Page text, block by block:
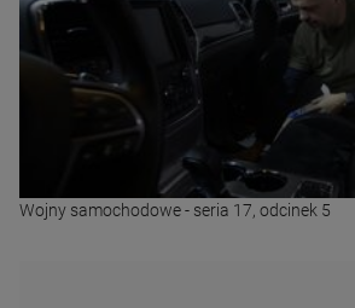
Wojny samochodowe - seria 17, odcinek 5